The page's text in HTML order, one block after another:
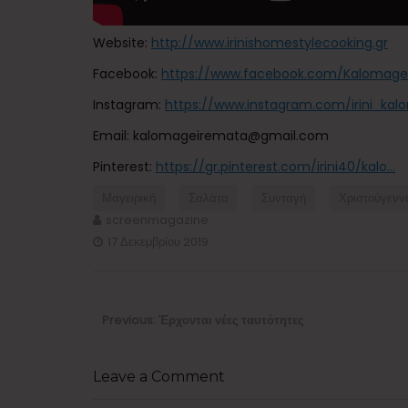
Website: http://www.irinishomestylecooking.gr
Facebook: https://www.facebook.com/
Instagram: https://www.instagram.com/
Email: kalomageiremata@gmail.com
Pinterest: https://gr.pinterest.com/irini40/kalo…
Leave a Comment